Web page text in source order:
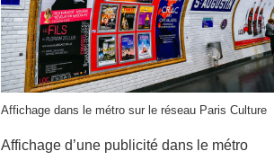
Affichage dans le métro sur le réseau Paris Culture
Affichage d’une publicité dans le métro